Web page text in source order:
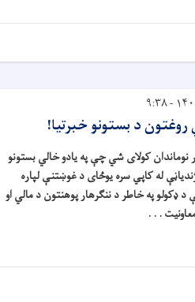
د بستونو خبرتيا!
نوماندان کولای شي چې په يادو خالي بستونو
له کاپي سره يوځای د غوښتنې لپاره
ډکولو په خاطر د ننګرهار پوهنتون د مالي او
. . .